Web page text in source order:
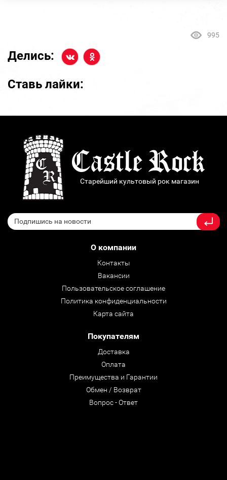
995
Делись:
Ставь лайки:
Старейший культовый рок магазин
О компании
Контакты
Вакансии
Пользовательское соглашение
Политика конфиденциальности
Карта сайта
Покупателям
Доставка
Оплата
Преимущества и Гарантии
Обмен / Возврат
Вопрос - Ответ